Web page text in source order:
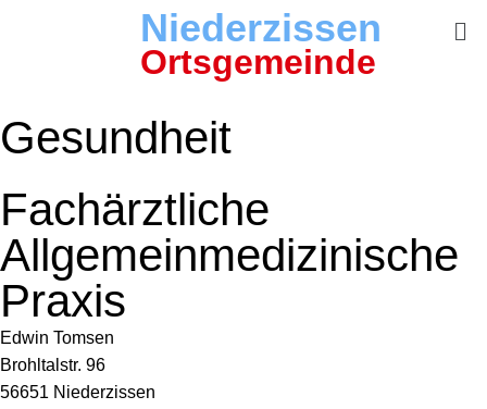
Niederzissen
Ortsgemeinde
Gesundheit
Fachärztliche
Allgemeinmedizinische
Praxis
Edwin Tomsen
Brohltalstr. 96
56651 Niederzissen